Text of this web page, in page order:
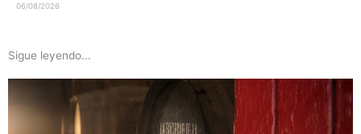
06/08/2026
Sigue leyendo...